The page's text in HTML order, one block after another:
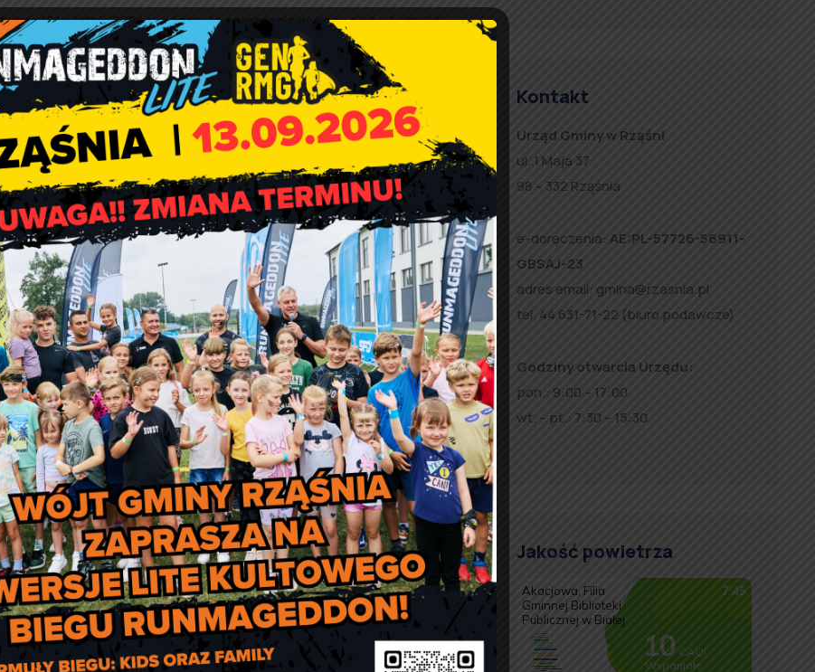
dnia 19 kwietnia 2024 r. w sprawie ogłoszenia wykazu nieruchomości
.
Sesja kończąca VIII kadencję
Rady Gminy Rząśnia
Kontakt
Urząd Gminy w Rząśni
ul. 1 Maja 37
98 – 332 Rząśnia
e-doręczenia: AE:PL-57726-56911-
GBSAJ-23
adres email: gmina@rzasnia.pl
tel. 44 631-71-22 (biuro podawcze)
Godziny otwarcia Urzędu:
pon.: 9:00 – 17:00
wt. – pt.: 7:30 – 15:30
Jakość powietrza